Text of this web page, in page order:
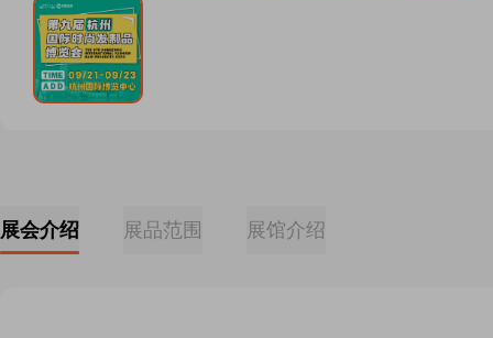
展会介绍 展品范围 展馆介绍